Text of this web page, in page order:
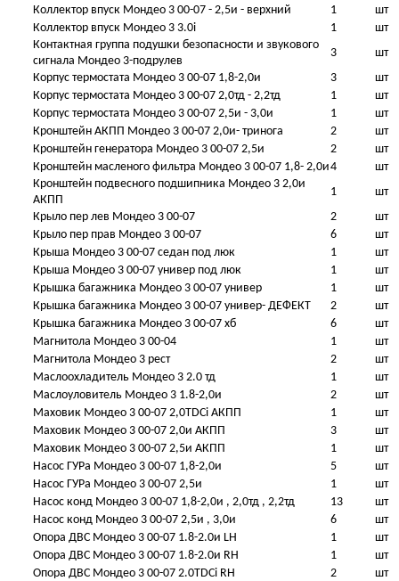
Коллектор впуск Мондео 3 00-07 - 2,5и - верхний
1
шт
Коллектор впуск Мондео 3 3.0i
1
шт
Контактная группа подушки безопасности и звукового
сигнала Мондео 3-подрулев
3
шт
Корпус термостата Мондео 3 00-07 1,8-2,0и
3
шт
Корпус термостата Мондео 3 00-07 2,0тд - 2,2тд
1
шт
Корпус термостата Мондео 3 00-07 2,5и - 3,0и
1
шт
Кронштейн АКПП Мондео 3 00-07 2,0и- тринога
2
шт
Кронштейн генератора Мондео 3 00-07 2,5и
2
шт
Кронштейн масленого фильтра Мондео 3 00-07 1,8- 2,0и4
шт
Кронштейн подвесного подшипника Мондео 3 2,0и
АКПП
1
шт
Крыло пер лев Мондео 3 00-07
2
шт
Крыло пер прав Мондео 3 00-07
6
шт
Крыша Мондео 3 00-07 седан под люк
1
шт
Крыша Мондео 3 00-07 универ под люк
1
шт
Крышка багажника Мондео 3 00-07 универ
1
шт
Крышка багажника Мондео 3 00-07 универ- ДЕФЕКТ
2
шт
Крышка багажника Мондео 3 00-07 хб
6
шт
Магнитола Мондео 3 00-04
1
шт
Магнитола Мондео 3 рест
2
шт
Маслоохладитель Мондео 3 2.0 тд
1
шт
Маслоуловитель Мондео 3 1.8-2,0и
2
шт
Маховик Мондео 3 00-07 2,0TDCi АКПП
1
шт
Маховик Мондео 3 00-07 2,0и АКПП
3
шт
Маховик Мондео 3 00-07 2,5и АКПП
1
шт
Насос ГУРа Мондео 3 00-07 1,8-2,0и
5
шт
Насос ГУРа Мондео 3 00-07 2,5и
1
шт
Насос конд Мондео 3 00-07 1,8-2,0и , 2,0тд , 2,2тд
13
шт
Насос конд Мондео 3 00-07 2,5и , 3,0и
6
шт
Опора ДВС Мондео 3 00-07 1.8-2.0и LH
1
шт
Опора ДВС Мондео 3 00-07 1.8-2.0и RH
1
шт
Опора ДВС Мондео 3 00-07 2.0TDCi RH
2
шт